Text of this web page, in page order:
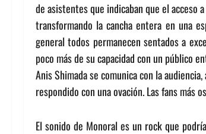
de asistentes que indicaban que el acceso
transformando la cancha entera en una
general todos permanecen sentados a
poco más de su capacidad con un público
Anis Shimada se comunica con la
respondido con una ovación. Las fans
El sonido de Monoral es un rock que